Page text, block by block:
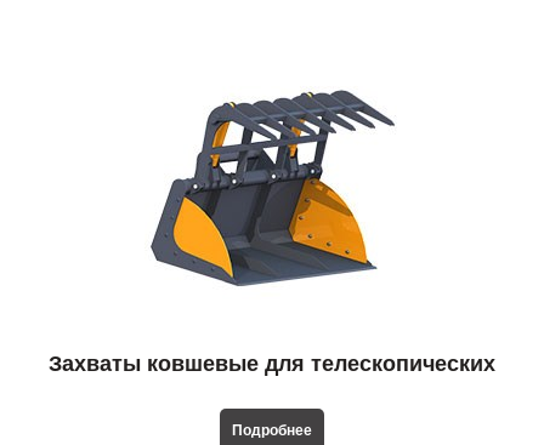
Захваты ковшевые для телескопических
Подробнее